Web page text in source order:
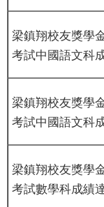
梁鎮翔校友獎學
考試中國語文科
梁鎮翔校友獎學
考試中國語文科
梁鎮翔校友獎學
考試數學科成績